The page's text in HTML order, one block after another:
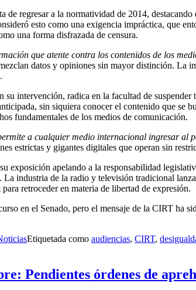
de regresar a la normatividad de 2014,
esto como una exigencia impráctica, que
una forma disfrazada de censura.
que atente contra los contenidos de los
datos y opiniones sin mayor distinción.
su intervención, radica en la facultad de
sin siquiera conocer el contenido que se
fundamentales de los medios de comunicación.
a cualquier medio internacional ingresar al
estrictas y gigantes digitales que operan sin
exposición apelando a la responsabilidad
La industria de la radio y televisión tradicional
retroceder en materia de libertad de expresión.
en el Senado, pero el mensaje de la CIRT ha
Etiquetada como audiencias, CIRT,
Pendientes órdenes de